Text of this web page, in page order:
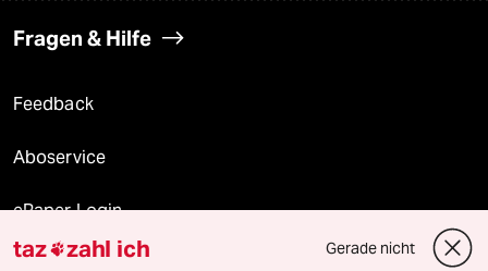
Fragen & Hilfe
Feedback
Aboservice
ePaper Login
Downloads für Abonnierende
taz zahl ich Gerade nicht